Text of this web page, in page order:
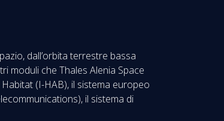
dall’orbita terrestre bassa
moduli che Thales Alenia Space
Habitat (I-HAB), il sistema europeo
il sistema di